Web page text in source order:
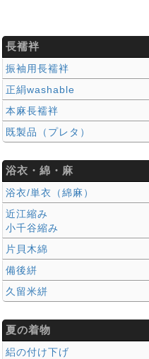
長襦袢
振袖用長襦袢
正絹washable
本麻長襦袢
既製品（プレタ）
浴衣・綿・麻
浴衣/単衣（綿麻）
近江縮み
小千谷縮み
片貝木綿
備後絣
久留米絣
夏の着物
絽の付け下げ